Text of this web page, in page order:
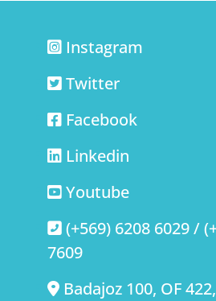
Instagram
Twitter
Facebook
Linkedin
Youtube
(+569) 6208 6029 /
7609
Badajoz 100, OF